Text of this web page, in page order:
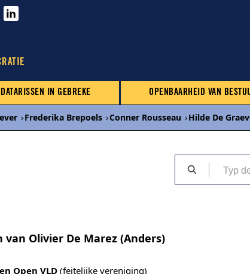
IN GEBREKE OPENBAARHEID VAN
›Frederika Brepoels ›Conner Rousseau ›Hilde De
Olivier De Marez (Anders)
Open VLD (feitelijke vereniging)